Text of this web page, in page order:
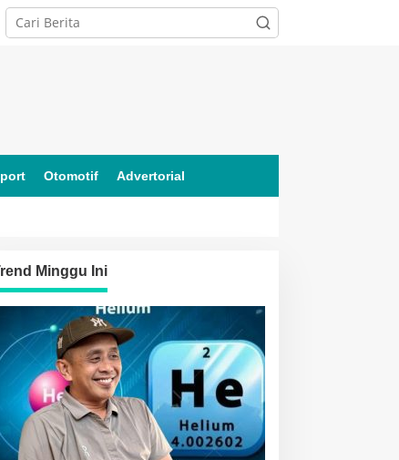
Otomotif Advertorial
Minggu Ini